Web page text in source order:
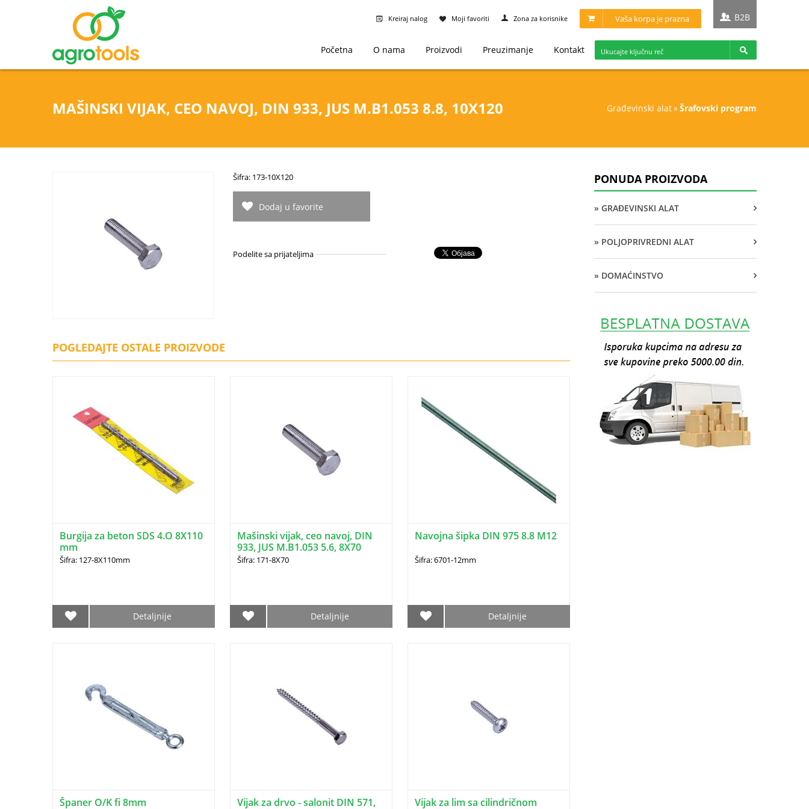
MAŠINSKI VIJAK, CEO NAVOJ, DIN 933, JUS M.B1.053 8.8, 10X120 građevinski alat» šrafovski program
Kreiraj nalog Moji favoriti Zona za korisnike Vaša korpa je prazna B2B
Početna O nama Proizvodi Preuzimanje Kontakt
Šifra: 173-10X120
Dodaj u favorite
Podelite sa prijateljima
POGLEDAJTE OSTALE PROIZVODE
Burgija za beton SDS 4.O 8X110
mm
Šifra: 127-8X110mm
Detaljnije
Mašinski vijak, ceo navoj, DIN
933, JUS M.B1.053 5.6, 8X70
Šifra: 171-8X70
Detaljnije
Navojna šipka DIN 975 8.8 M12
Šifra: 6701-12mm
Detaljnije
Španer O/K fi 8mm
Vijak za drvo - salonit DIN 571,
Vijak za lim sa cilindričnom
PONUDA PROIZVODA
» GRAĐEVINSKI ALAT
» POLJOPRIVREDNI ALAT
» DOMAĆINSTVO